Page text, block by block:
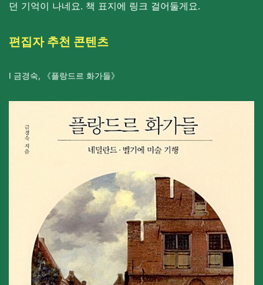
던 기억이 나네요. 책 표지에 링크 걸어둘게요.
편집자 추천 콘텐츠
I 금경숙, 《플랑드르 화가들》